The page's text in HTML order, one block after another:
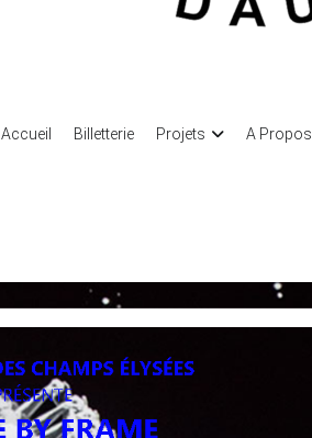
Accueil
Billetterie Projets A Propos